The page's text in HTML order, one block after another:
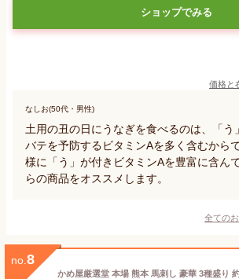
ショップでみる
価格と
なしお(50代・男性)
土用の丑の日にうなぎを食べるのは、「う
バテを予防するビタミンAを多く含むから
様に「う」が付きビタミンAを豊富に含ん
らの商品をオススメします。
全ての
no. 8